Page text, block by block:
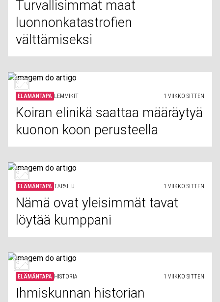
Turvallisimmat maat
luonnonkatastrofien
välttämiseksi
ELÄMÄNTAPA LEMMIKIT 1 VIIKKO SITTEN
Koiran elinikä saattaa määräytyä
kuonon koon perusteella
ELÄMÄNTAPA TAPAILU 1 VIIKKO SITTEN
Nämä ovat yleisimmät tavat
löytää kumppani
ELÄMÄNTAPA HISTORIA 1 VIIKKO SITTEN
Ihmiskunnan historian